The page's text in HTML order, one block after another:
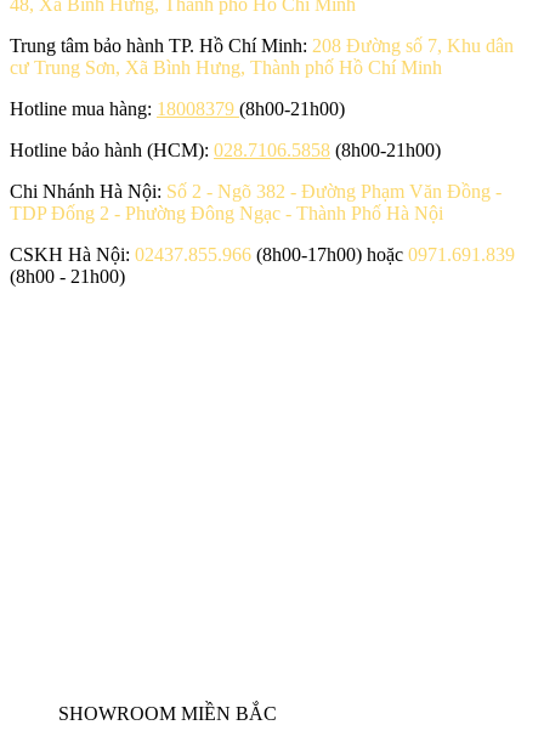
Trung tâm bảo hành TP. Hồ Chí Minh: 208 Đường số 7, Khu dân
cư Trung Sơn, Xã Bình Hưng, Thành phố Hồ Chí Minh
Hotline mua hàng: 18008379 (8h00-21h00)
Hotline bảo hành (HCM): 028.7106.5858 (8h00-21h00)
Chi Nhánh Hà Nội: Số 2 - Ngõ 382 - Đường Phạm Văn Đồng -
TDP Đống 2 - Phường Đông Ngạc - Thành Phố Hà Nội
CSKH Hà Nội: 02437.855.966 (8h00-17h00) hoặc 0971.691.839
(8h00 - 21h00)
SHOWROOM MIỀN BẮC